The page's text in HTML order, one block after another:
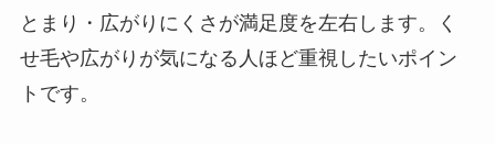
とまり・広がりにくさが満足度を左右します。く
せ毛や広がりが気になる人ほど重視したいポイン
トです。